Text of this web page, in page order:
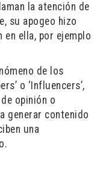
la atención de
su apogeo hizo
ella, por ejemplo
de los
o ‘Influencers’,
opinión o
generar contenido
una